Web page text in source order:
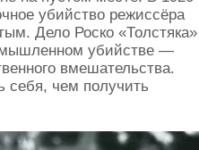
убийство режиссёра
Дело Роско «Толстяка»
убийстве —
вмешательства.
себя, чем получить